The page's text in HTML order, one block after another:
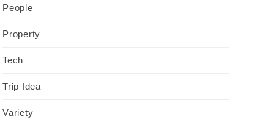
People
Property
Tech
Trip Idea
Variety